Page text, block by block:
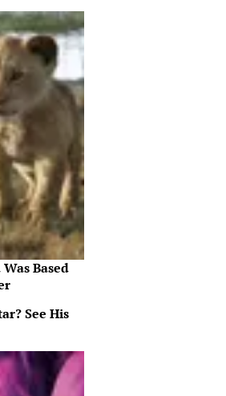
Based
See His